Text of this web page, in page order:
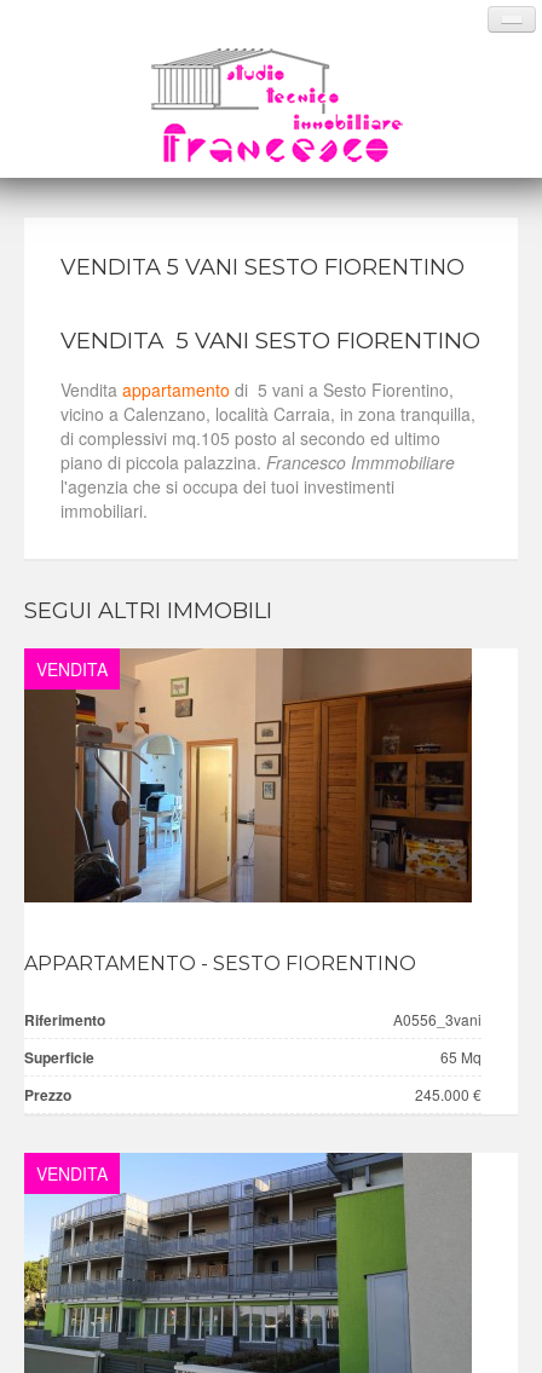
SERVIZI
ANNUNCI
DOVE SIAMO
VENDITA 5 VANI SESTO FIORENTINO
VENDITA 5 VANI SESTO FIORENTINO
Vendita appartamento di 5 vani a Sesto Fiorentino,
vicino a Calenzano, località Carraia, in zona tranquilla,
di complessivi mq.105 posto al secondo ed ultimo
piano di piccola palazzina. Francesco Immmobiliare
l'agenzia che si occupa dei tuoi investimenti
immobiliari.
SEGUI ALTRI IMMOBILI
VENDITA
APPARTAMENTO - SESTO FIORENTINO
Riferimento A0556_3vani
Superficie 65 Mq
Prezzo 245.000 €
VENDITA